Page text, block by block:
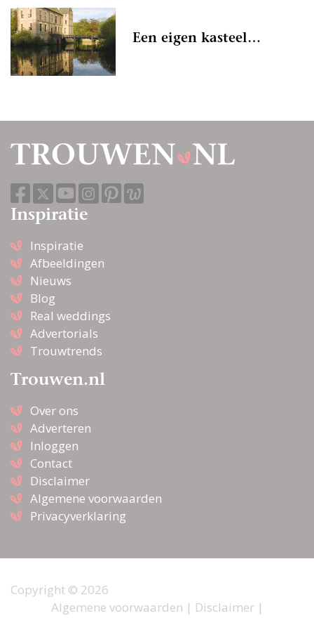
Een eigen kasteel…
Inspiratie
Inspiratie
Afbeeldingen
Nieuws
Blog
Real weddings
Advertorials
Trouwtrends
Trouwen.nl
Over ons
Adverteren
Inloggen
Contact
Disclaimer
Algemene voorwaarden
Privacyverklaring
Copyright © 2026
Algemene voorwaarden | Disclaimer|